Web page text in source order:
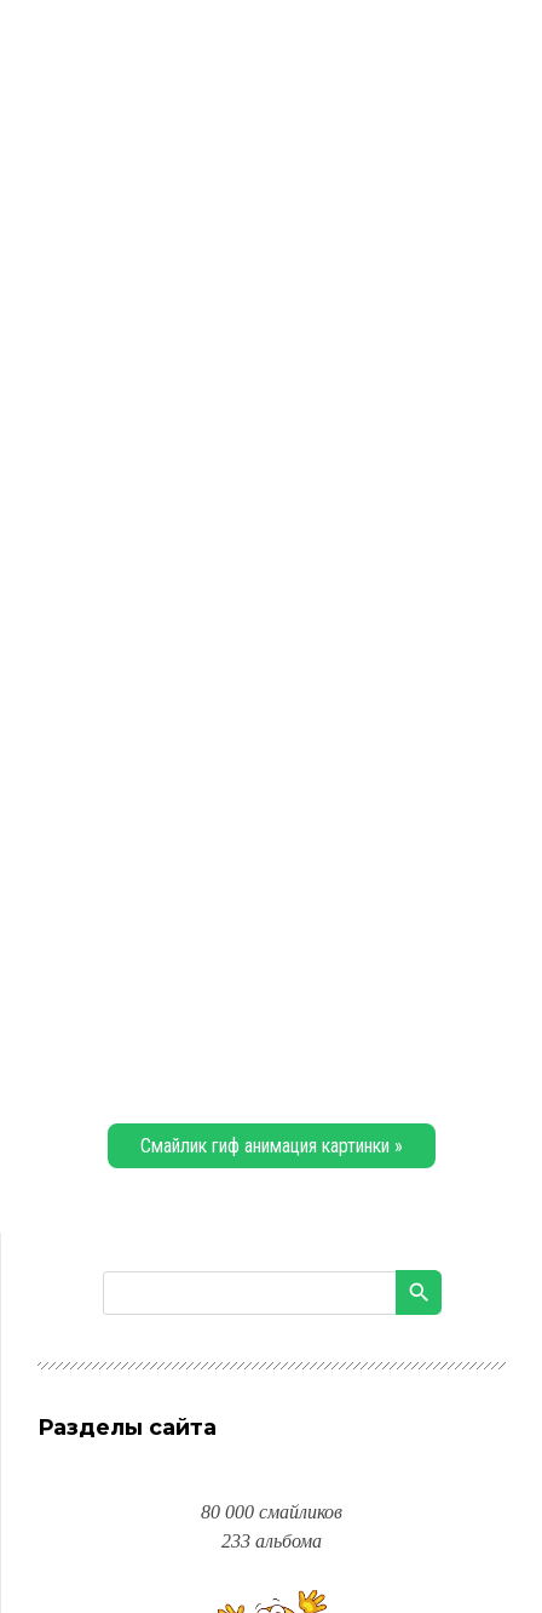
Смайлик гиф анимация картинки »
Разделы сайта
80 000 смайликов
233 альбома